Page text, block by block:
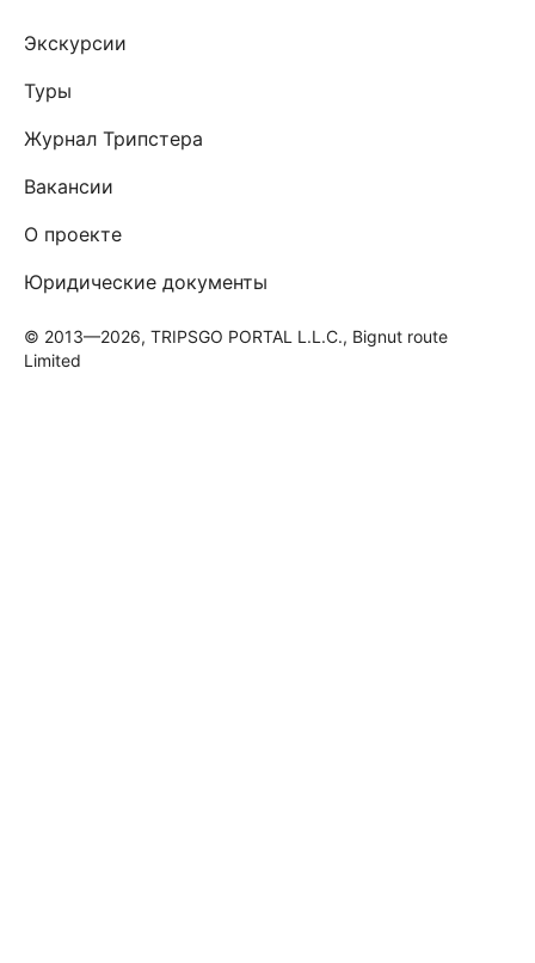
Экскурсии
Туры
Журнал Трипстера
Вакансии
О проекте
Юридические документы
© 2013—2026, TRIPSGO PORTAL L.L.C., Bignut route
Limited